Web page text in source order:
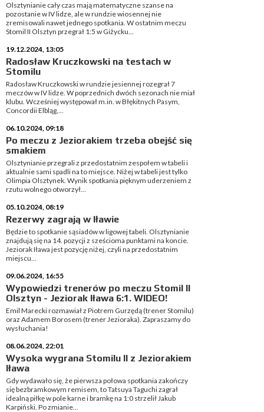
Olsztynianie cały czas mają matematyczne szanse na
pozostanie w IV lidze, ale w rundzie wiosennej nie
zremisowali nawet jednego spotkania. W ostatnim meczu
Stomil II Olsztyn przegrał 1:5 w Giżycku...
19.12.2024, 13:05
Radosław Kruczkowski na testach w
Stomilu
Radosław Kruczkowski w rundzie jesiennej rozegrał 7
meczów w IV lidze. W poprzednich dwóch sezonach nie miał
klubu. Wcześniej występował m.in. w Błękitnych Pasym,
Concordii Elbląg,...
06.10.2024, 09:18
Po meczu z Jeziorakiem trzeba obejść się
smakiem
Olsztynianie przegrali z przedostatnim zespołem w tabeli i
aktualnie sami spadli na to miejsce. Niżej w tabeli jest tylko
Olimpia Olsztynek. Wynik spotkania pięknym uderzeniem z
rzutu wolnego otworzył...
05.10.2024, 08:19
Rezerwy zagrają w Iławie
Będzie to spotkanie sąsiadów w ligowej tabeli. Olsztynianie
znajdują się na 14. pozycji z sześcioma punktami na koncie.
Jeziorak Iława jest pozycję niżej, czyli na przedostatnim
miejscu...
09.06.2024, 16:55
Wypowiedzi trenerów po meczu Stomil II
Olsztyn - Jeziorak Iława 6:1. WIDEO!
Emil Marecki rozmawiał z Piotrem Gurzędą (trener Stomilu)
oraz Adamem Borosem (trener Jezioraka). Zapraszamy do
wysłuchania!
08.06.2024, 22:01
Wysoka wygrana Stomilu II z Jeziorakiem
Iława
Gdy wydawało się, że pierwsza połowa spotkania zakończy
się bezbramkowym remisem, to Tatsuya Taguchi zagrał
idealną piłkę w pole karne i bramkę na 1:0 strzelił Jakub
Karpiński. Po zmianie...